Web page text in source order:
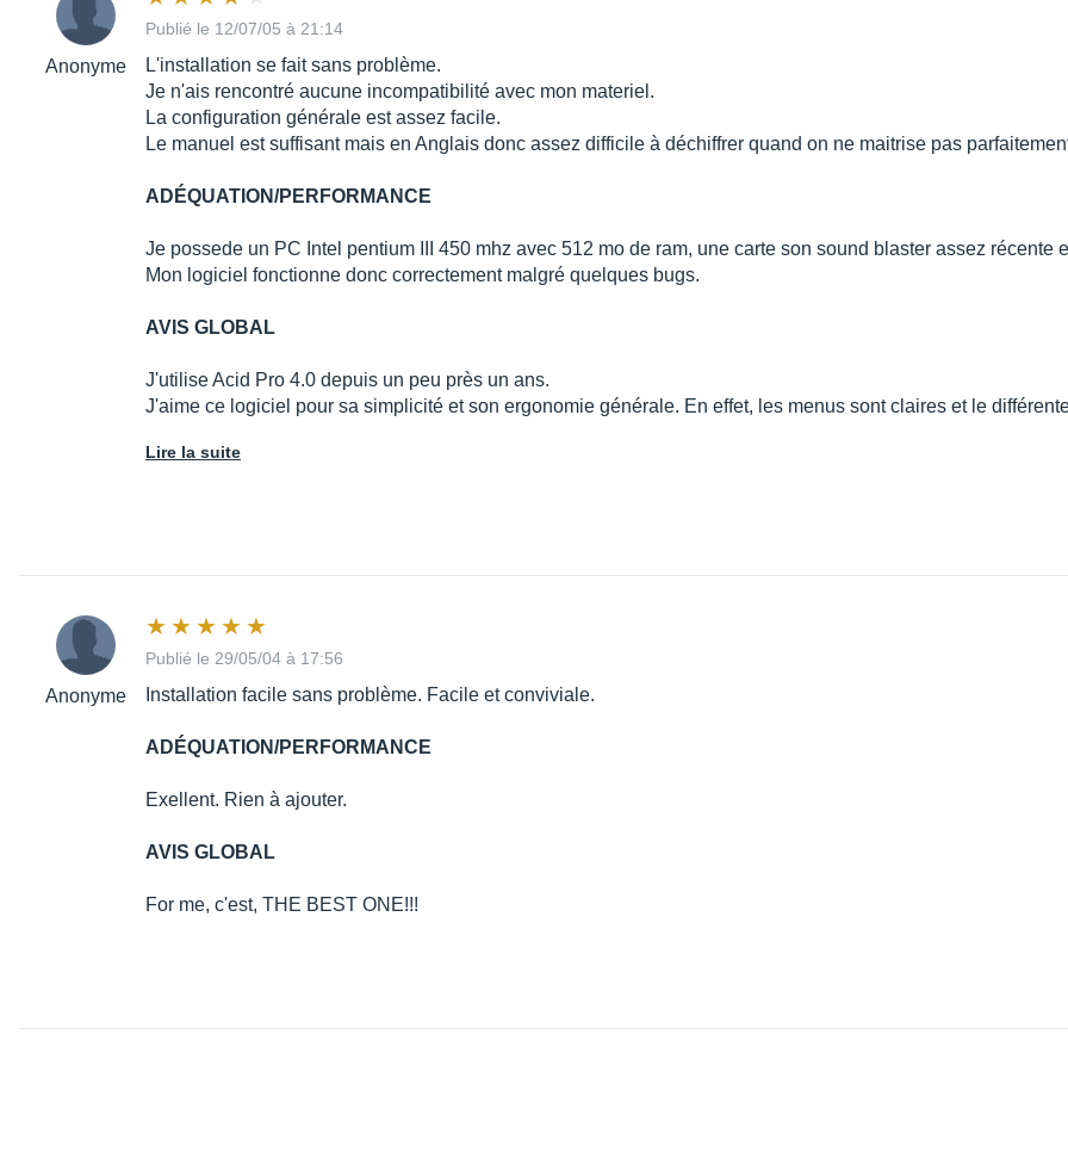
Anonyme
Publié le 12/07/05 à 21:14
L'installation se fait sans problème.
Je n'ais rencontré aucune incompatibilité avec mon materiel.
La configuration générale est assez facile.
Le manuel est suffisant mais en Anglais donc assez difficile à déchiffrer quand on ne maitrise pas
ADÉQUATION/PERFORMANCE
Je possede un PC Intel pentium III 450 mhz avec 512 mo de ram, une carte son sound blaster assez récente
Mon logiciel fonctionne donc correctement malgré quelques bugs.
AVIS GLOBAL
J'utilise Acid Pro 4.0 depuis un peu près un ans.
J'aime ce logiciel pour sa simplicité et son ergonomie générale. En effet, les menus sont claires et le
Lire la suite
Anonyme
Publié le 29/05/04 à 17:56
Installation facile sans problème. Facile et conviviale.
ADÉQUATION/PERFORMANCE
Exellent. Rien à ajouter.
AVIS GLOBAL
For me, c'est, THE BEST ONE!!!